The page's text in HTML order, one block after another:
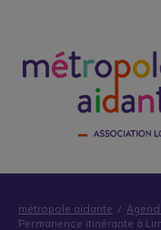
métropole aidante
Permanence itinérante à